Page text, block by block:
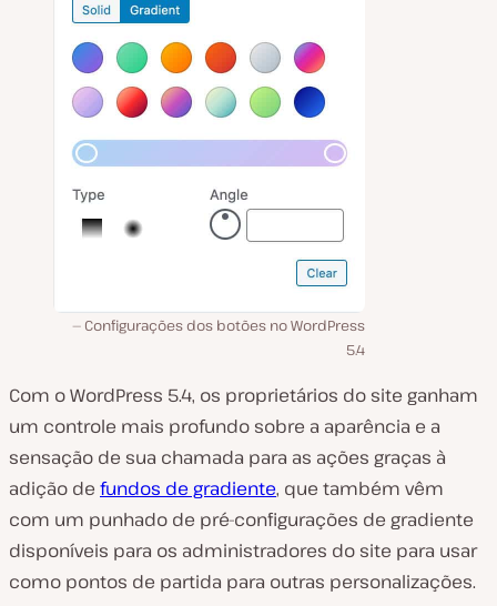
Configurações dos botões no WordPress
5.4
Com o WordPress 5.4, os proprietários do site ganham
um controle mais profundo sobre a aparência e a
sensação de sua chamada para as ações graças à
adição de fundos de gradiente, que também vêm
com um punhado de pré-configurações de gradiente
disponíveis para os administradores do site para usar
como pontos de partida para outras personalizações.